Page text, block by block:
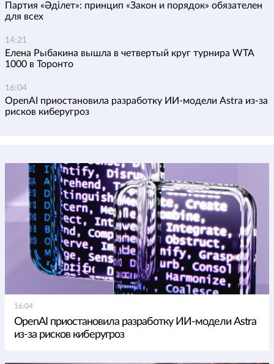
Партия «Әділет»: принцип «Закон и порядок» обязателен
для всех
14:21
Елена Рыбакина вышла в четвертый круг турнира WTA
1000 в Торонто
16:04
OpenAI приостановила разработку ИИ-модели Astra из-за
рисков киберугроз
16:04
OpenAI приостановила разработку ИИ-модели Astra
из-за рисков киберугроз